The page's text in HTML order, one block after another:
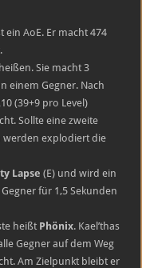
ein AoE. Er macht 474
Sie macht 3
einem Gegner. Nach
(39+9 pro Level)
Sollte eine zweite
werden explodiert die
Lapse (E) und wird ein
für 1,5 Sekunden
heißt Phönix. Kael’thas
Gegner auf dem Weg
Am Zielpunkt bleibt er